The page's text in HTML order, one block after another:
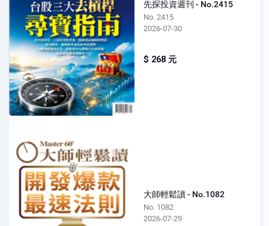
先探投資週刊 - No.2415
No. 2415
2026-07-30
$ 268 元
大師輕鬆讀 - No.1082
No. 1082
2026-07-29